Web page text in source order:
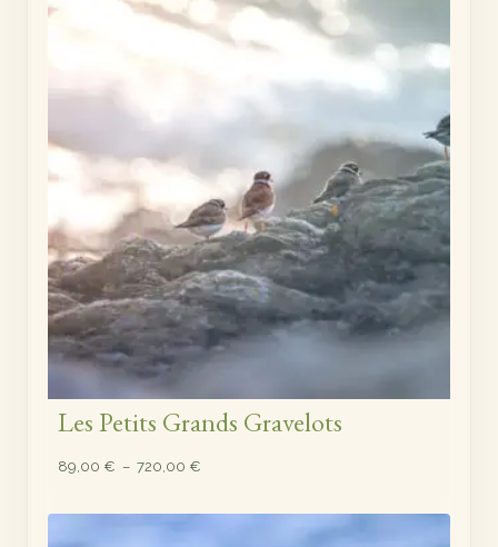
Les Petits Grands Gravelots
89,00 € – 720,00 €Plage
prix :